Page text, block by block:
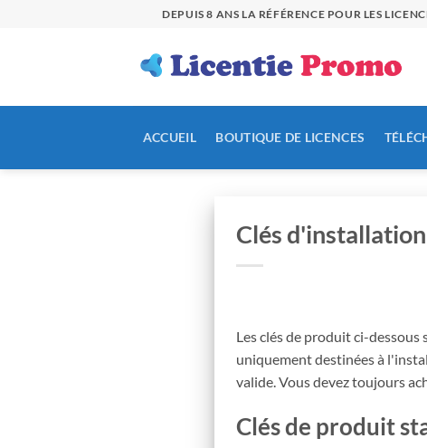
DEPUIS 8 ANS LA RÉFÉRENCE POUR LES
ACCUEIL BOUTIQUE DE LICENCES
Clés
Les clés de produit ci-
uniquement destinées à
valide. Vous devez toujours
Clés de produit